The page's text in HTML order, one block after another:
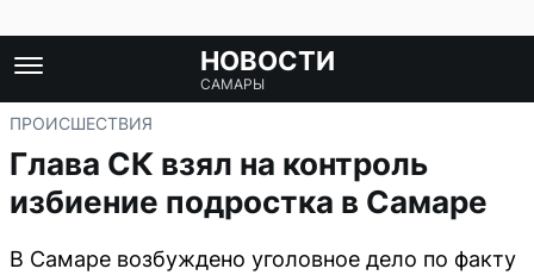
НОВОСТИ
САМАРЫ
ПРОИСШЕСТВИЯ
Глава СК взял на контроль
избиение подростка в Самаре
В Самаре возбуждено уголовное дело по факту